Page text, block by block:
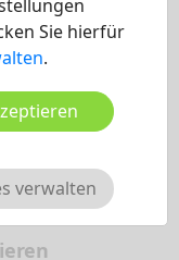
Sie hierfür
.
verwalten